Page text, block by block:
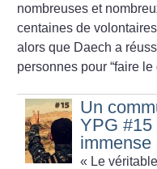
nombreuses et
centaines de
alors que Daech a
personnes pour “faire le
Un
YPG #15
immense
« Le